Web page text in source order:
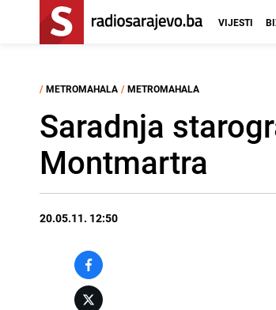
VIJESTI
/ METROMAHALA / METROMAHALA
Saradnja
Montmartra
20.05.11. 12:50